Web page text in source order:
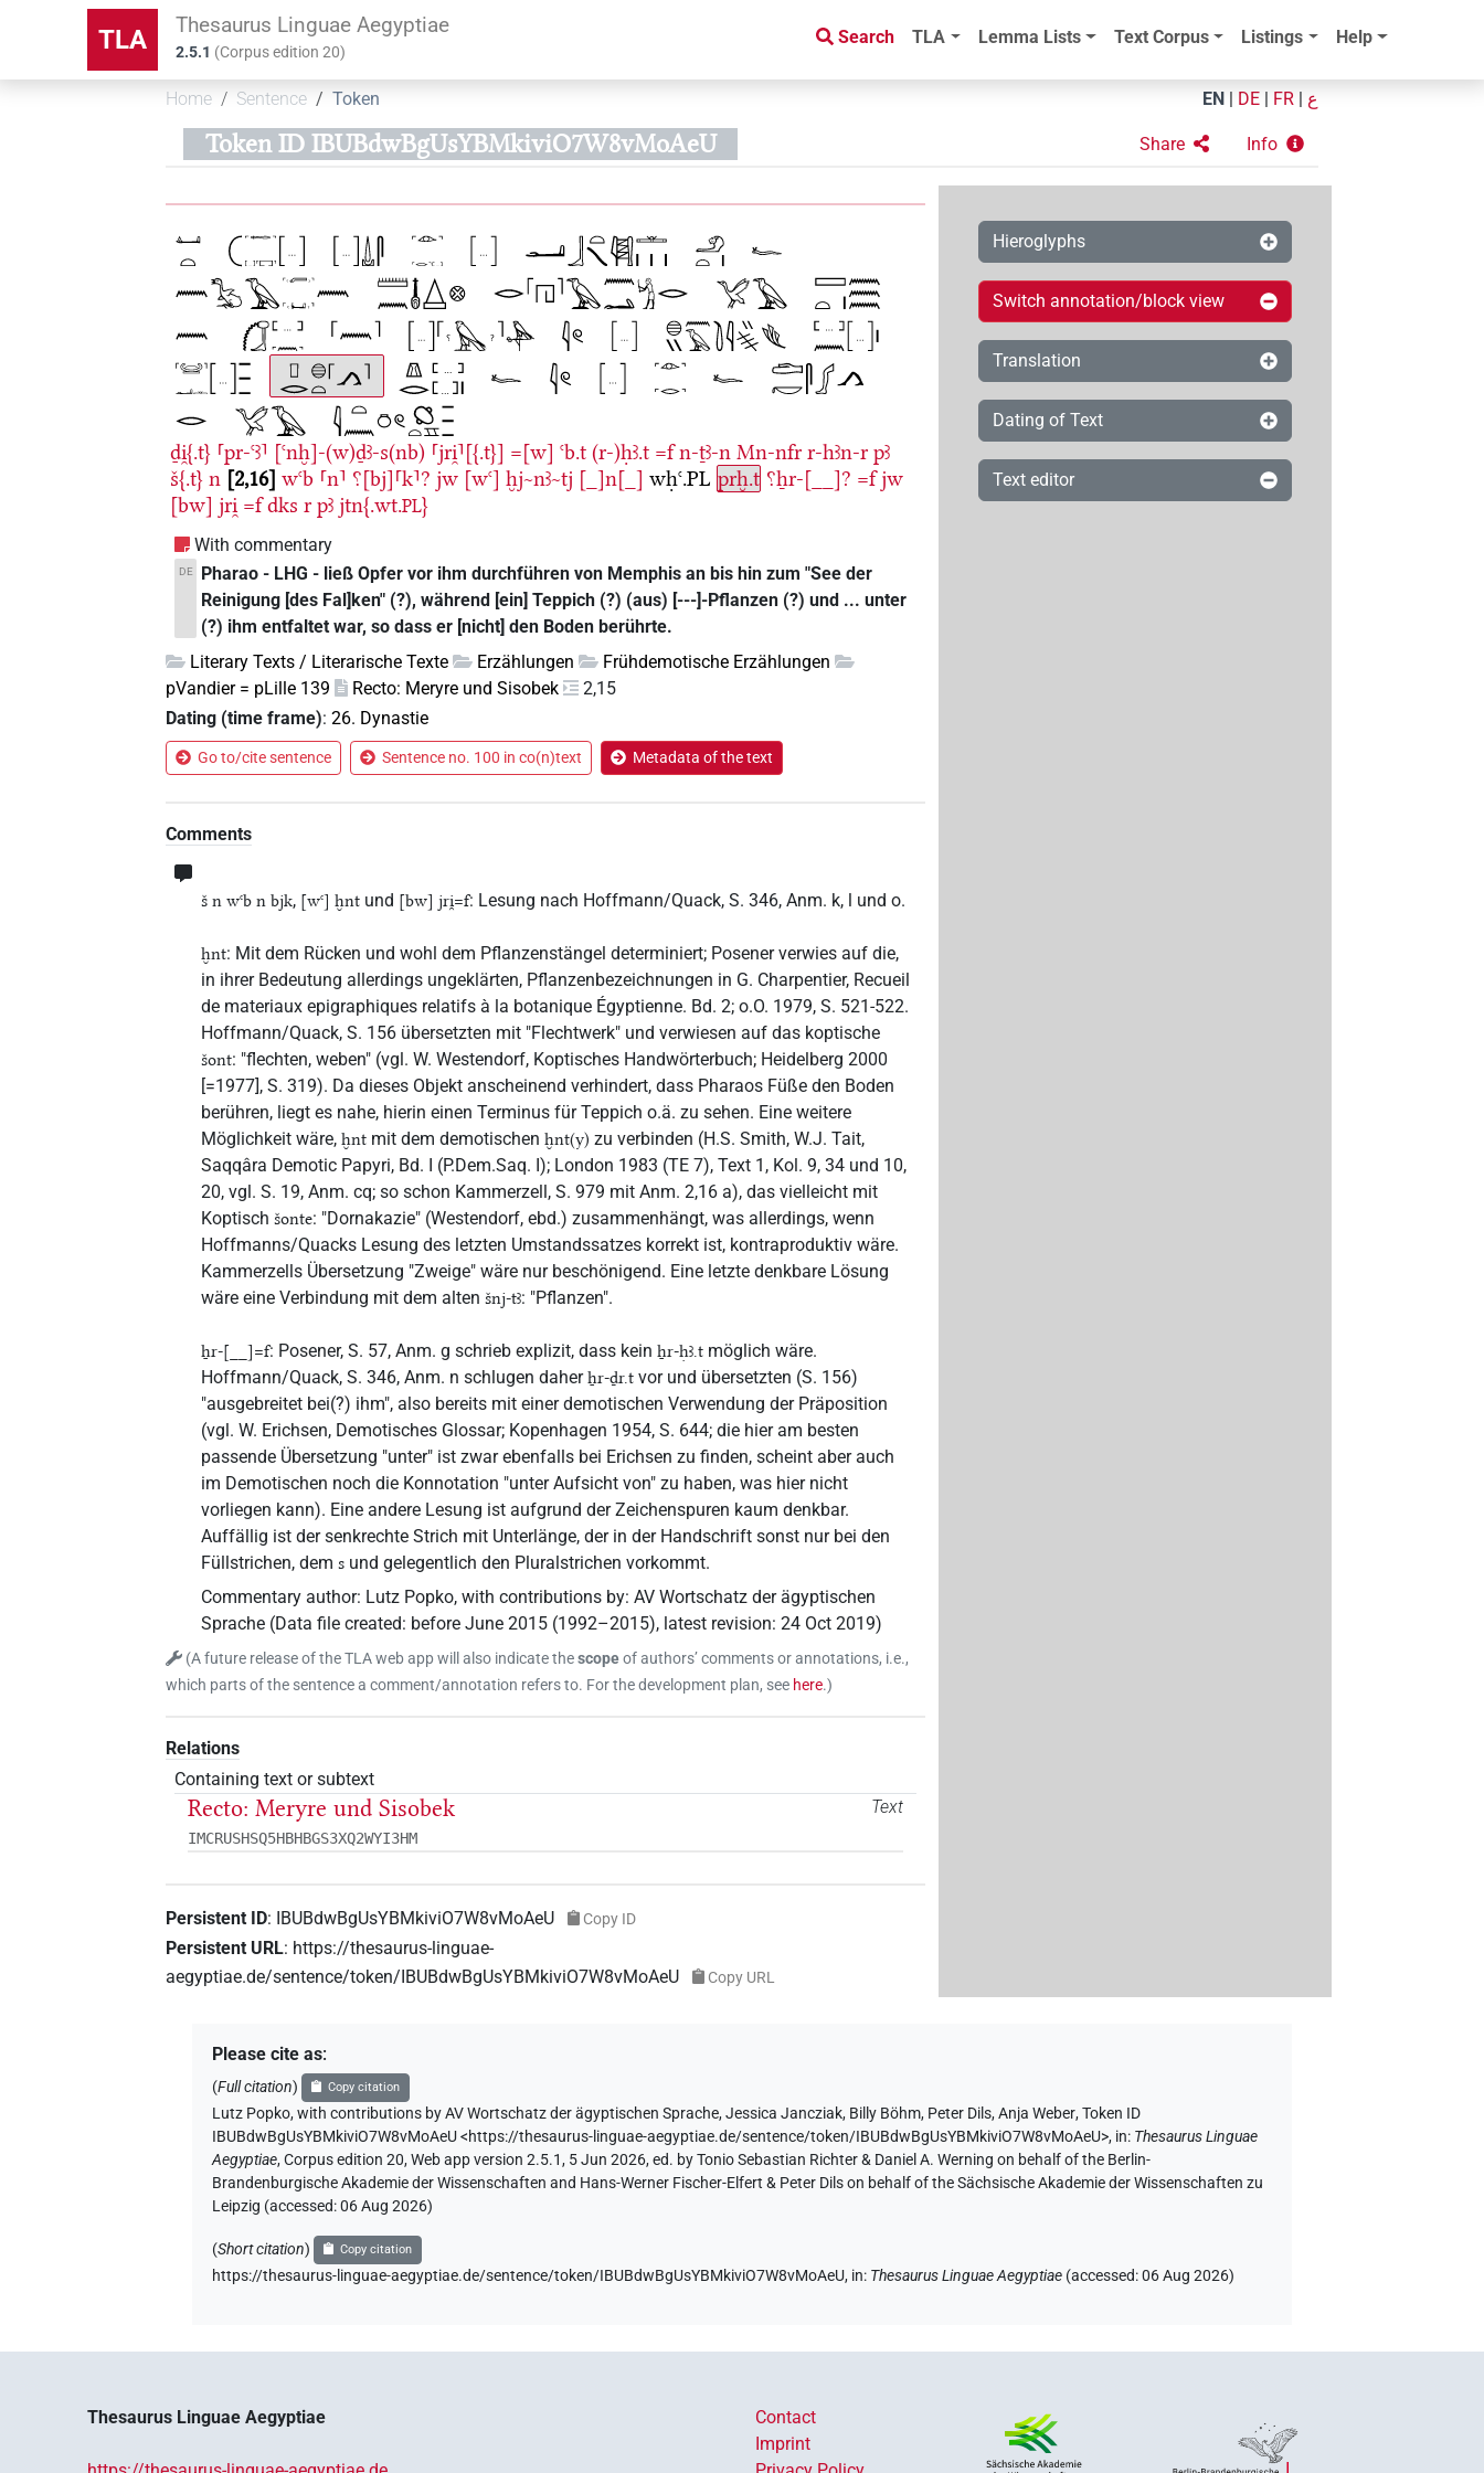
TLA Thesaurus Linguae Aegyptiae
2.5.1 (Corpus edition20)
Search TLA Lemma Lists Text Corpus Listings Help
Home Sentence Token EN DE FR ع
Token ID IBUBdwBgUsYBMkiviO7W8vMoAeU Share Info
ḏi̯{.t} ⸢pr-ꜥꜣ⸣ [ꜥnḫ]-(w)ḏꜣ-s(nb) ⸢jri̯⸣[{.t}] =[w] ꜥb.t (r-)ḥꜣ.t =f n-ṯꜣ-n Mn-nfr r-hꜣn-r pꜣ
š{.t} n 2,16 wꜥb ⸢n⸣ ⸮[bj]⸢k⸣? jw [wꜥ] ḫj~nꜣ~tj [_]n[_] wḥꜥ.PL prḫ.t ⸮ẖr-[__]? =f jw
[bw] jri̯ =f dks r pꜣ jtn{.wt.PL}
With commentary
DE
Pharao - LHG - ließ Opfer vor ihm durchführen von Memphis an bis hin zum "See der
Reinigung [des Fal]ken" (?), während [ein] Teppich (?) (aus) [---]-Pflanzen (?) und ... unter
(?) ihm entfaltet war, so dass er [nicht] den Boden berührte.
Literary Texts / Literarische Texte
Erzählungen
Frühdemotische Erzählungen
pVandier = pLille 139
Recto: Meryre und Sisobek
2,15
Dating (time frame):26. Dynastie
Go to/cite sentence Sentence no. 100 in co(n)text Metadata of the text
Comments
š n wꜥb n bjk, [wꜥ] ḫnt und [bw] jri̯=f: Lesung nach Hoffmann/Quack, S. 346, Anm. k, l und o.
ḫnt: Mit dem Rücken und wohl dem Pflanzenstängel determiniert; Posener verwies auf die,
in ihrer Bedeutung allerdings ungeklärten, Pflanzenbezeichnungen in G. Charpentier, Recueil
de materiaux epigraphiques relatifs à la botanique Égyptienne. Bd. 2; o.O. 1979, S. 521-522.
Hoffmann/Quack, S. 156 übersetzten mit "Flechtwerk" und verwiesen auf das koptische
šont: "flechten, weben" (vgl. W. Westendorf, Koptisches Handwörterbuch; Heidelberg 2000
[=1977], S. 319). Da dieses Objekt anscheinend verhindert, dass Pharaos Füße den Boden
berühren, liegt es nahe, hierin einen Terminus für Teppich o.ä. zu sehen. Eine weitere
Möglichkeit wäre,ḫnt mit dem demotischenḫnt(y) zu verbinden (H.S. Smith, W.J. Tait,
Saqqâra Demotic Papyri, Bd. I (P.Dem.Saq. I); London 1983 (TE 7), Text 1, Kol. 9, 34 und 10,
20, vgl. S. 19, Anm. cq; so schon Kammerzell, S. 979 mit Anm. 2,16 a), das vielleicht mit
Koptischšonte: "Dornakazie" (Westendorf, ebd.) zusammenhängt, was allerdings, wenn
Hoffmanns/Quacks Lesung des letzten Umstandssatzes korrekt ist, kontraproduktiv wäre.
Kammerzells Übersetzung "Zweige" wäre nur beschönigend. Eine letzte denkbare Lösung
wäre eine Verbindung mit dem altenšnj-tꜣ: "Pflanzen".
ẖr-[__]=f: Posener, S. 57, Anm. g schrieb explizit, dass keinẖr-ḥꜣ.t möglich wäre.
Hoffmann/Quack, S. 346, Anm. n schlugen daherẖr-ḏr.t vor und übersetzten (S. 156)
"ausgebreitet bei(?) ihm", also bereits mit einer demotischen Verwendung der Präposition
(vgl. W. Erichsen, Demotisches Glossar; Kopenhagen 1954, S. 644; die hier am besten
passende Übersetzung "unter" ist zwar ebenfalls bei Erichsen zu finden, scheint aber auch
im Demotischen noch die Konnotation "unter Aufsicht von" zu haben, was hier nicht
vorliegen kann). Eine andere Lesung ist aufgrund der Zeichenspuren kaum denkbar.
Auffällig ist der senkrechte Strich mit Unterlänge, der in der Handschrift sonst nur bei den
Füllstrichen, dems und gelegentlich den Pluralstrichen vorkommt.
Commentary author: Lutz Popko,with contributions by:AV Wortschatz der ägyptischen
Sprache (Data file created: before June 2015 (1992–2015), latest revision:24 Oct 2019)
(A future release of the TLA web app will also indicate thescopeof authors’ comments or annotations, i.e.,
which parts of the sentence a comment/annotation refers to. For the development plan, see here.)
Relations
Containing text or subtext
Text
Recto: Meryre und Sisobek
IMCRUSHSQ5HBHBGS3XQ2WYI3HM
Persistent ID: IBUBdwBgUsYBMkiviO7W8vMoAeU Copy ID
Persistent URL: https://thesaurus-linguae-
aegyptiae.de/sentence/token/IBUBdwBgUsYBMkiviO7W8vMoAeU
Copy URL
Hieroglyphs
Switch annotation/block view
Translation
Dating of Text
Text editor
Please cite as:
(Full citation) Copy citation
Lutz Popko,with contributions by AV Wortschatz der ägyptischen Sprache,Jessica Jancziak, Billy Böhm, Peter Dils,Anja Weber,Token ID
IBUBdwBgUsYBMkiviO7W8vMoAeU <https://thesaurus-linguae-aegyptiae.de/sentence/token/IBUBdwBgUsYBMkiviO7W8vMoAeU>, in: Thesaurus Linguae
Aegyptiae,Corpus edition 20, Web app version 2.5.1, 5 Jun 2026, ed. by Tonio Sebastian Richter & Daniel A. Werning on behalf of the Berlin-
Brandenburgische Akademie der Wissenschaften and Hans-Werner Fischer-Elfert & Peter Dils on behalf of the Sächsische Akademie der Wissenschaften zu
Leipzig (accessed:06 Aug 2026)
(Short citation) Copy citation
https://thesaurus-linguae-aegyptiae.de/sentence/token/IBUBdwBgUsYBMkiviO7W8vMoAeU, in: Thesaurus Linguae Aegyptiae (accessed:06 Aug 2026)
Thesaurus Linguae Aegyptiae
Contact
Imprint